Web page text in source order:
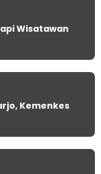
Wisatawan
Kemenkes